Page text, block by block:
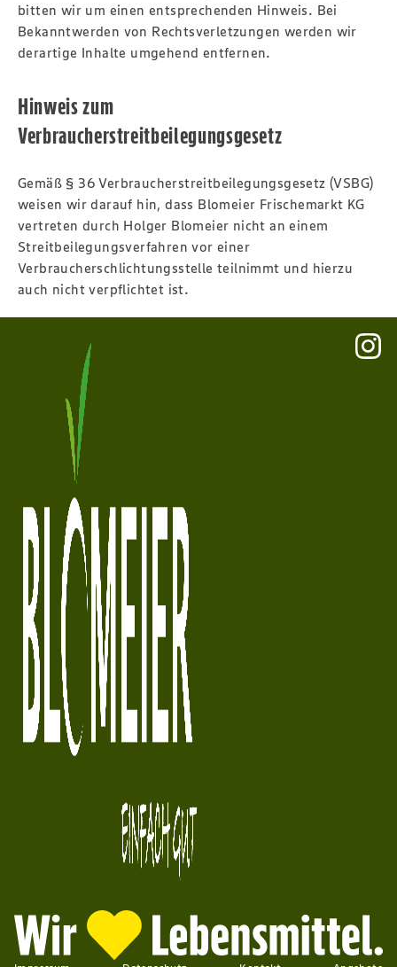
bitten wir um einen entsprechenden Hinweis. Bei
Bekanntwerden von Rechtsverletzungen werden wir
derartige Inhalte umgehend entfernen.
Hinweis zum
Verbraucherstreitbeilegungsgesetz
Gemäß § 36 Verbraucherstreitbeilegungsgesetz (VSBG)
weisen wir darauf hin, dass Blomeier Frischemarkt KG
vertreten durch Holger Blomeier nicht an einem
Streitbeilegungsverfahren vor einer
Verbraucherschlichtungsstelle teilnimmt und hierzu
auch nicht verpflichtet ist.